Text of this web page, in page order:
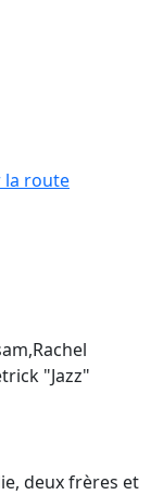
la route
"Jazz"
deux frères et